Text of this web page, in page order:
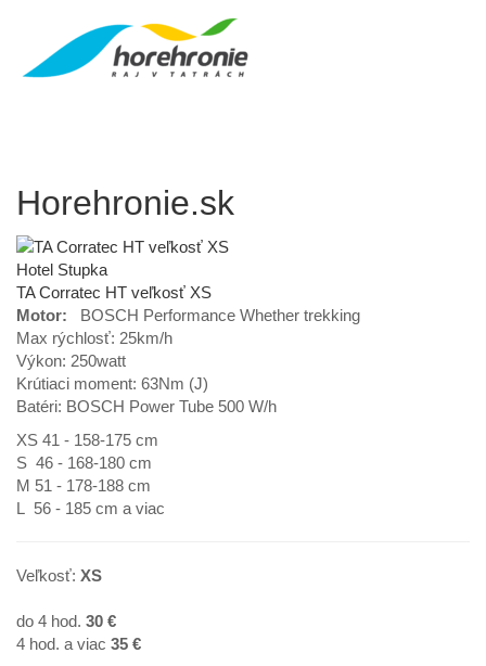
Horehronie.sk
Hotel Stupka
TA Corratec HT veľkosť XS
Motor: BOSCH Performance Whether trekking
Max rýchlosť: 25km/h
Výkon: 250watt
Krútiaci moment: 63Nm (J)
Batéri: BOSCH Power Tube 500 W/h
XS 41 - 158-175 cm
S 46 - 168-180 cm
M 51 - 178-188 cm
L 56 - 185 cm a viac
Veľkosť: XS
do 4 hod. 30 €
4 hod. a viac 35 €